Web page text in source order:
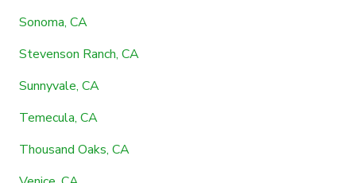
Sonoma, CA
Stevenson Ranch, CA
Sunnyvale, CA
Temecula, CA
Thousand Oaks, CA